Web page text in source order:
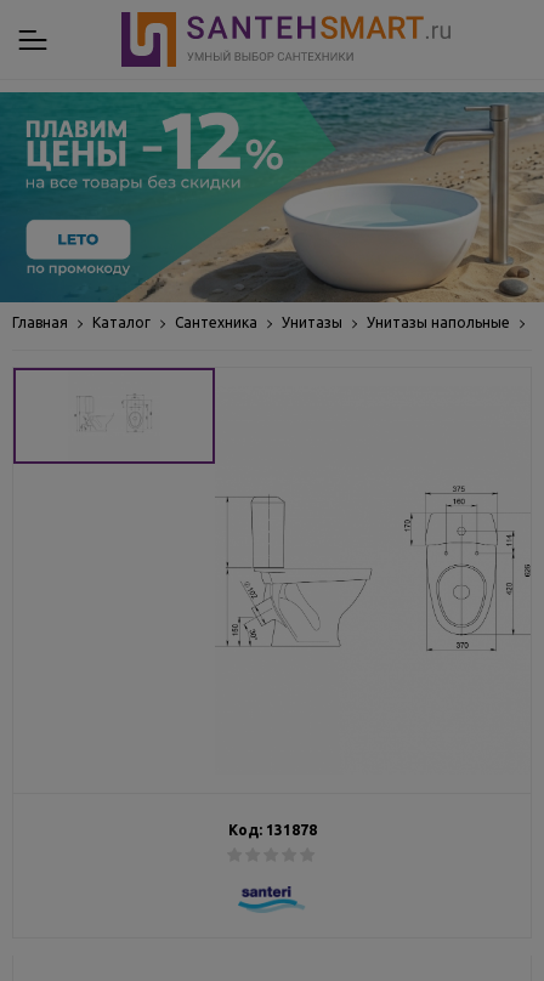
Главная Каталог Сантехника Унитазы Унитазы напольные
Код: 131878